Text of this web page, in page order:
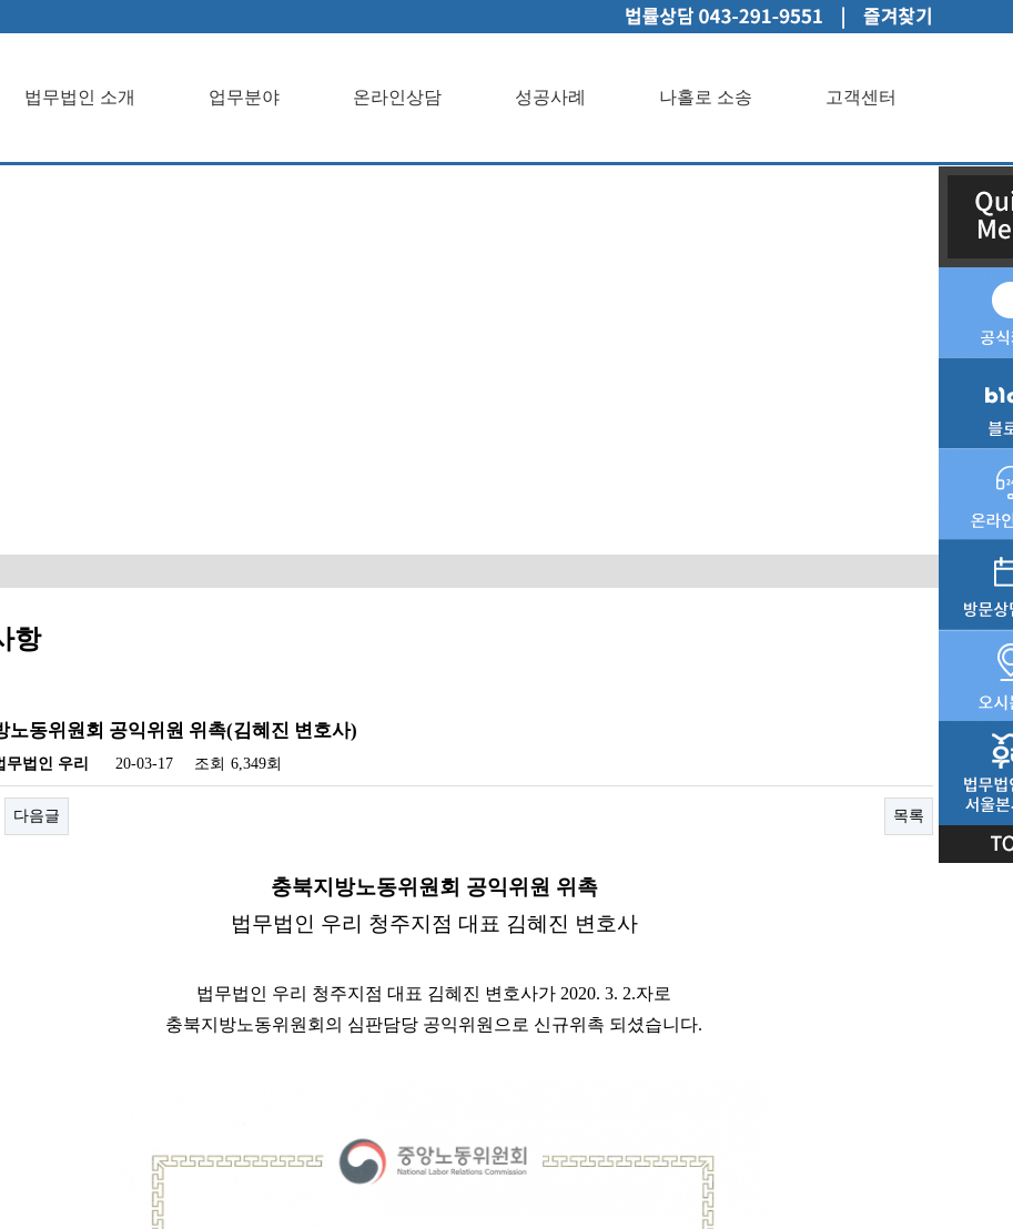
법무법인 소개 업무분야 온라인상담 성공사례 나홀로 소송 고객센터
업무분야온라인상담성공사례나
항
노동위원회 공익위원 위촉(김혜진 변호사)
무법인 우리 20-03-17 조회 6,349회
다음글 목록
충북지방노동위원회 공익위원 위촉
법무법인 우리 청주지점 대표 김혜진 변호사
법무법인 우리 청주지점 대표 김혜진 변호사가 2020. 3. 2.자로
충북지방노동위원회의 심판담당 공익위원으로 신규위촉 되셨습니다.